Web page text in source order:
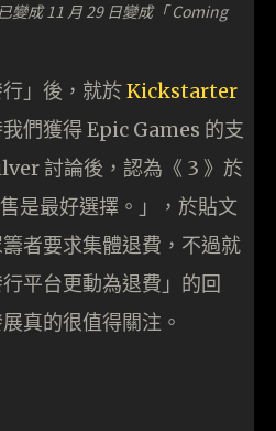
變成 11 月 29 日變成「 Coming
」後，就於Kickstarter
們獲得 Epic Games 的支
討論後，認為《 3 》於
是最好選擇。」，於貼文
者要求集體退費，不過就
平台更動為退費」的回
真的很值得關注。